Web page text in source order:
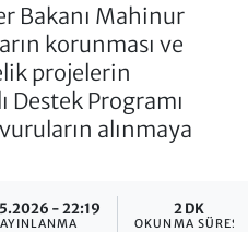
Bakanı Mahinur
korunması ve
projelerin
Destek Programı
alınmaya
- 22:19 2 DK
OKUNMA SÜRESI